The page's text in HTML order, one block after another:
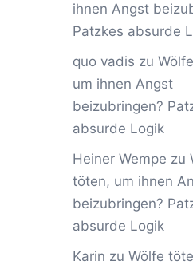
ihnen Angst
Patzkes absurde
quo vadis zu
um ihnen Angst
beizubringen?
absurde Logik
Heiner Wempe zu
töten, um ihnen
beizubringen?
absurde Logik
Karin zu Wölfe